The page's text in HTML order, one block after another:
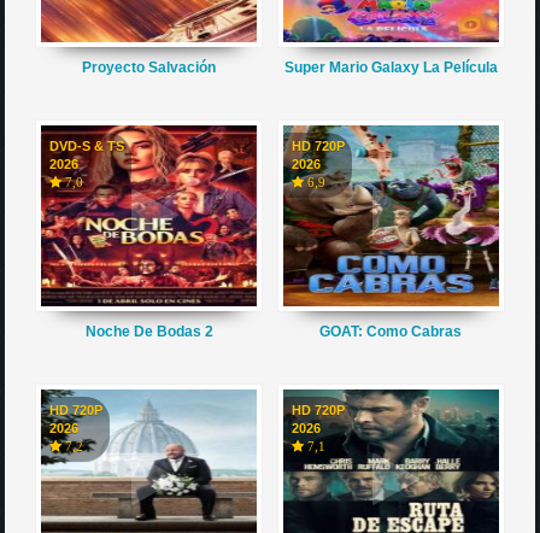
Proyecto Salvación Super Mario Galaxy La Película
DVD-S & TS
2026
7,0
Noche De Bodas 2
HD 720P
2026
6,9
GOAT: Como Cabras
HD 720P
2026
7,2
HD 720P
2026
7,1